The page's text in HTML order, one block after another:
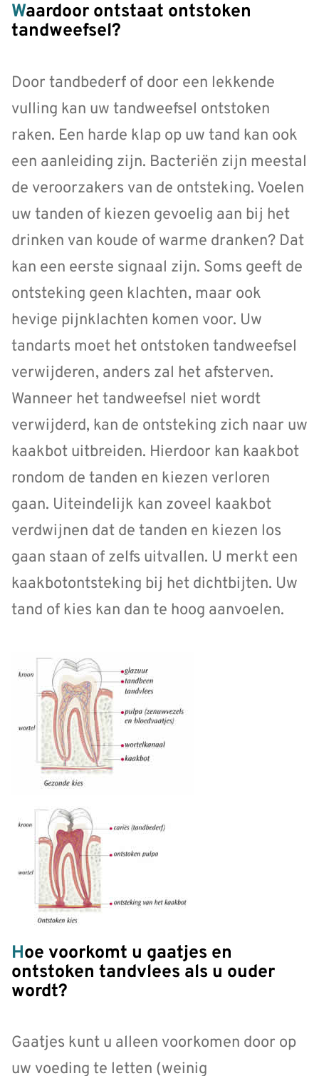
Waardoor ontstaat ontstoken
tandweefsel?
Door tandbederf of door een lekkende
vulling kan uw tandweefsel ontstoken
raken. Een harde klap op uw tand kan ook
een aanleiding zijn. Bacteriën zijn meestal
de veroorzakers van de ontsteking. Voelen
uw tanden of kiezen gevoelig aan bij het
drinken van koude of warme dranken? Dat
kan een eerste signaal zijn. Soms geeft de
ontsteking geen klachten, maar ook
hevige pijnklachten komen voor. Uw
tandarts moet het ontstoken tandweefsel
verwijderen, anders zal het afsterven.
Wanneer het tandweefsel niet wordt
verwijderd, kan de ontsteking zich naar uw
kaakbot uitbreiden. Hierdoor kan kaakbot
rondom de tanden en kiezen verloren
gaan. Uiteindelijk kan zoveel kaakbot
verdwijnen dat de tanden en kiezen los
gaan staan of zelfs uitvallen. U merkt een
kaakbotontsteking bij het dichtbijten. Uw
tand of kies kan dan te hoog aanvoelen.
Hoe voorkomt u gaatjes en
ontstoken tandvlees als u ouder
wordt?
Gaatjes kunt u alleen voorkomen door op
uw voeding te letten (weinig